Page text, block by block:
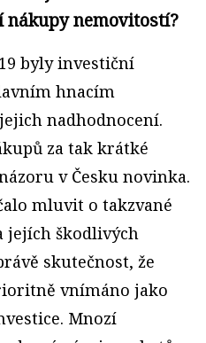
nákupy nemovitostí?
byly investiční
hnacím
nadhodnocení.
za tak krátké
v Česku novinka.
mluvit o takzvané
jejích škodlivých
skutečnost, že
vnímáno jako
Mnozí